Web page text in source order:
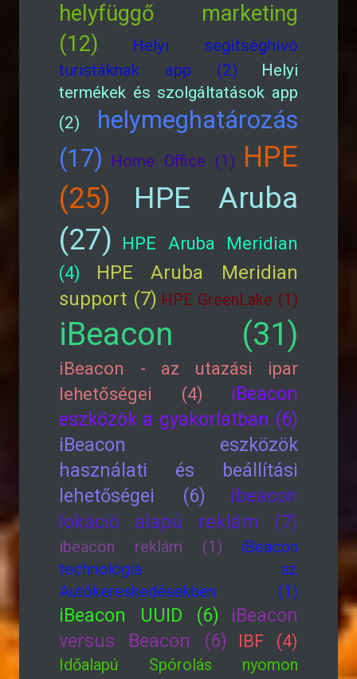
helyfüggő marketing
(12)
Helyi segítséghívó
turistáknak app (2)
Helyi
termékek és szolgáltatások app
(2)
helymeghatározás
(17) Home Office (1) HPE
(25)
HPE Aruba
(27)
HPE Aruba Meridian
(4)
HPE Aruba Meridian
support (7) HPE GreenLake (1)
iBeacon (31)
iBeacon - az utazási ipar
lehetőségei (4)
iBeacon
eszközök a gyakorlatban (6)
iBeacon eszközök
használati és beállítási
lehetőségei (6)
ibeacon
lokáció alapú reklám (7)
ibeacon reklám (1)
iBeacon
technológia az
Autókereskedésekben (1)
iBeacon UUID (6)
iBeacon
versus Beacon (6)
IBF (4)
Időalapú Spórolás nyomon